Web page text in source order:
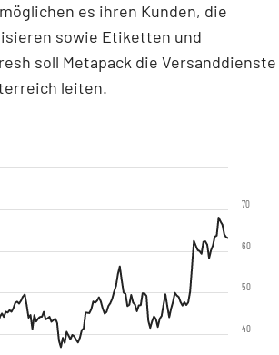
es ihren Kunden, die
sowie Etiketten und
soll Metapack die Versanddienste
leiten.
40
50
60
70